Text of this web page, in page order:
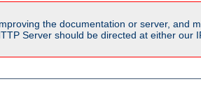
the documentation or server, and
Server should be directed at either